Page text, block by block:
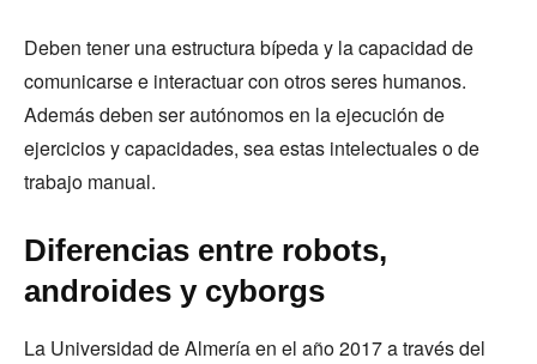
Deben tener una estructura bípeda y la capacidad de
comunicarse e interactuar con otros seres humanos.
Además deben ser autónomos en la ejecución de
ejercicios y capacidades, sea estas intelectuales o de
trabajo manual.
Diferencias entre robots,
androides y cyborgs
La Universidad de Almería en el año 2017 a través del